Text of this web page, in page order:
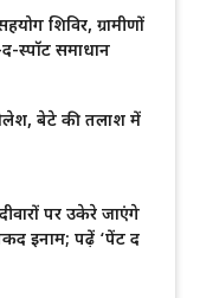
शिविर, ग्रामीणों
स्पॉट समाधान
बेटे की तलाश में
पर उकेरे जाएंगे
इनाम; पढ़ें ‘पेंट द